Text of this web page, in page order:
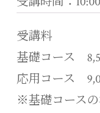
受講料
基礎コース
応用コース
※基礎コースの